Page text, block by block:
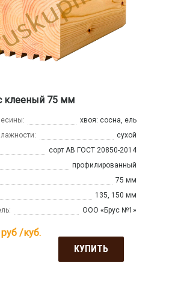
клееный 75 мм
хвоя: сосна, ель
сухой
сорт АВ ГОСТ 20850-2014
профилированный
75 мм
135, 150 мм
ООО «Брус №1»
руб /куб.
КУПИТЬ